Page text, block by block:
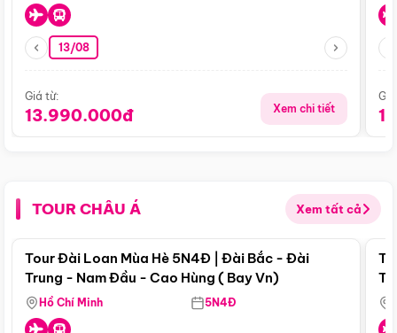
13/08
Giá từ:
13.990.000đ Xem chi tiết
TOUR CHÂU Á Xem tất cả
Điểm nổi bật
Tour Đài Loan Mùa Hè 5N4Đ | Đài Bắc - Đài
Trung - Nam Đầu - Cao Hùng ( Bay Vn)
Hồ Chí Minh 5N4Đ